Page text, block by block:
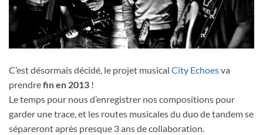
C’est désormais décidé, le projet musical City Echoesva
prendrefin en 2013 !
Le temps pour nous d’enregistrer nos compositions pour
garder une trace, et les routes musicales du duo de tandem se
sépareront après presque 3 ans de collaboration.